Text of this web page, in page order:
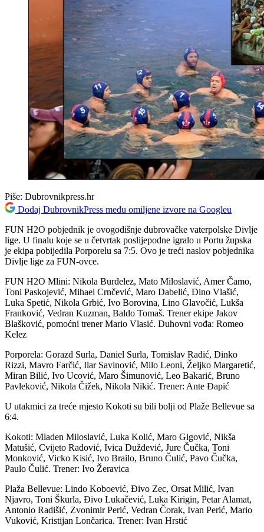
Piše: Dubrovnikpress.hr
Dodaj DubrovnikPress među omiljene izvore na Googleu
FUN H2O pobjednik je ovogodišnje dubrovačke vaterpolske Divlje
lige. U finalu koje se u četvrtak poslijepodne igralo u Portu župska
je ekipa pobijedila Porporelu sa 7:5. Ovo je treći naslov pobjednika
Divlje lige za FUN-ovce.
FUN H2O Mlini: Nikola Burđelez, Mato Miloslavić, Amer Čamo,
Toni Paskojević, Mihael Crnčević, Maro Dabelić, Đino Vlašić,
Luka Spetić, Nikola Grbić, Ivo Borovina, Lino Glavočić, Lukša
Franković, Vedran Kuzman, Baldo Tomaš. Trener ekipe Jakov
Blašković, pomoćni trener Mario Vlasić. Duhovni vođa: Romeo
Kelez
Porporela: Gorazd Surla, Daniel Surla, Tomislav Radić, Dinko
Rizzi, Mavro Farčić, Ilar Savinović, Milo Leoni, Željko Margaretić,
Miran Bilić, Ivo Ucović, Maro Šimunović, Leo Bakarić, Bruno
Pavleković, Nikola Čižek, Nikola Nikić. Trener: Ante Đapić
U utakmici za treće mjesto Kokoti su bili bolji od Plaže Bellevue sa
6:4.
Kokoti: Mladen Miloslavić, Luka Kolić, Maro Gigović, Nikša
Matušić, Cvijeto Radović, Ivica Duždević, Jure Čučka, Toni
Monković, Vicko Kisić, Ivo Brailo, Bruno Čulić, Pavo Čučka,
Paulo Čulić. Trener: Ivo Žeravica
Plaža Bellevue: Lindo Koboević, Đivo Zec, Orsat Milić, Ivan
Njavro, Toni Škurla, Đivo Lukačević, Luka Kirigin, Petar Alamat,
Antonio Radišić, Zvonimir Perić, Vedran Čorak, Ivan Perić, Mario
Vuković, Kristijan Lončarica. Trener: Ivan Hrstić